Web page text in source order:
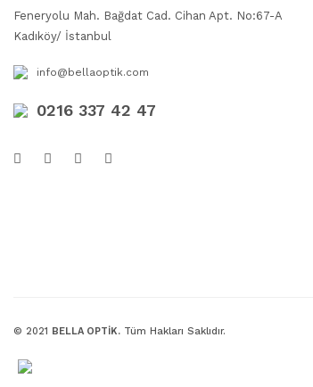
Feneryolu Mah. Bağdat Cad. Cihan Apt. No:67-A
Kadıköy/ İstanbul
info@bellaoptik.com
0216 337 42 47
© 2021 BELLA OPTİK. Tüm Hakları Saklıdır.